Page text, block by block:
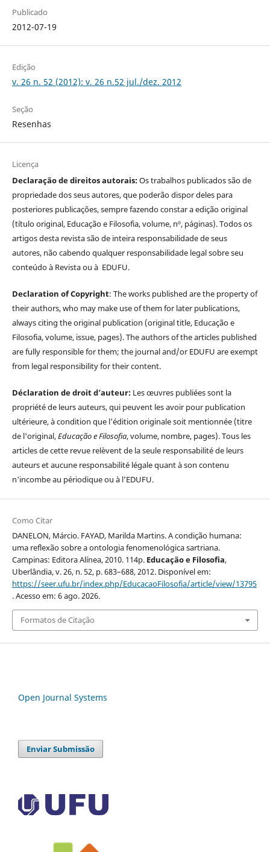
Publicado
2012-07-19
Edição
v. 26 n. 52 (2012): v. 26 n.52 jul./dez. 2012
Seção
Resenhas
Licença
Declaração de direitos autorais:Os trabalhos publicados são de
propriedade dos seus autores, que poderão dispor deles para
posteriores publicações, sempre fazendo constar a edição original
(título original, Educação e Filosofia, volume, nº, páginas). Todos os
artigos desta revista são de inteira responsabilidade de seus
autores, não cabendo qualquer responsabilidade legal sobre seu
conteúdo à Revista ou à EDUFU.
Declaration of Copyright: The works published are the property of
their authors, who may make use of them for later publications,
always citing the original publication (original title, Educação e
Filosofia, volume, issue, pages). The authors of the articles published
are fully responsible for them; the journal and/or EDUFU are exempt
from legal responsibility for their content.
Déclaration de droit d’auteur: Les œuvres publiées sont la
propriété de leurs auteurs, qui peuvent les avoir pour publication
ultérieure, à condition que l'édition originale soit mentionnée (titre
de l'original,Educação e Filosofia, volume, nombre, pages). Tous les
articles de cette revue relèvent de la seule responsabilité de leurs
auteurs et aucune responsabilité légale quant à son contenu
n'incombe au périodique ou à l’EDUFU.
Como Citar
DANELON, Márcio. FAYAD, Marilda Martins. A condição humana:
uma reflexão sobre a ontologia fenomenológica sartriana.
Campinas: Editora Alínea, 2010. 114p. Educação e Filosofia,
Uberlândia, v. 26, n. 52, p. 683–688, 2012. Disponível em:
https://seer.ufu.br/index.php/EducacaoFilosofia/article/view/13795
. Acesso em: 6 ago. 2026.
Formatos de Citação
Open Journal Systems
Enviar Submissão